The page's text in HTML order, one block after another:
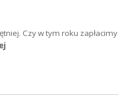
Czy w tym roku